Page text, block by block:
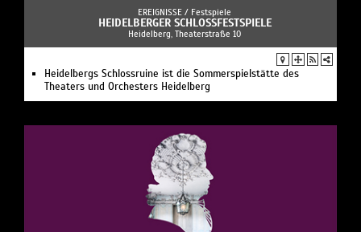
EREIGNISSE / Festspiele
HEIDELBERGER SCHLOSSFESTSPIELE
Heidelberg, Theaterstraße 10
Heidelbergs Schlossruine ist die Sommerspielstätte des
Theaters und Orchesters Heidelberg